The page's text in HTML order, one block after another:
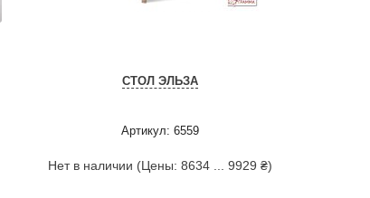
СТОЛ ЭЛЬЗА
Артикул: 6559
Нет в наличии (Цены: 8634 ... 9929 ₴)